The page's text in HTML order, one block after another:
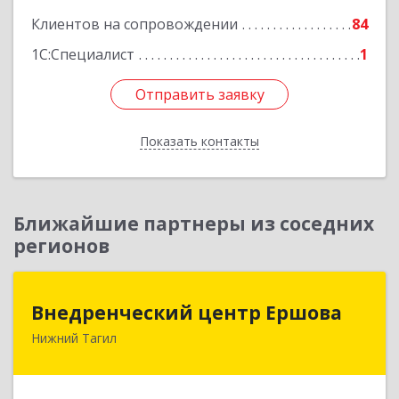
Клиентов на сопровождении
84
1С:Специалист
1
Отправить заявку
Показать контакты
Отправить заявку
Назад
Ближайшие партнеры из соседних
регионов
Внедренческий центр Ершова
Нижний Тагил
Внедренческий центр Ершова
622030, Свердловская обл, Нижний Тагил г,